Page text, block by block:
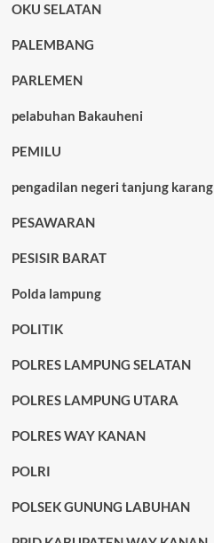
OKU SELATAN
PALEMBANG
PARLEMEN
pelabuhan Bakauheni
PEMILU
pengadilan negeri tanjung karang
PESAWARAN
PESISIR BARAT
Polda lampung
POLITIK
POLRES LAMPUNG SELATAN
POLRES LAMPUNG UTARA
POLRES WAY KANAN
POLRI
POLSEK GUNUNG LABUHAN